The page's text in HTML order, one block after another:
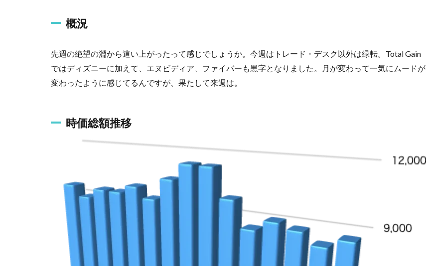
概況
先週の絶望の淵から這い上がったって感じでしょうか。今週はトレード・デスク以外は緑転。Total Gain
ではディズニーに加えて、エヌビディア、ファイバーも黒字となりました。月が変わって一気にムードが
変わったように感じてるんですが、果たして来週は。
時価総額推移